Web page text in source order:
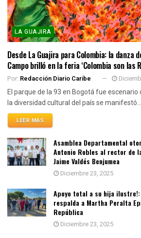
LA GUAJIRA
Desde La Guajira para Colombia: la danza
Campo brilló en la feria ‘Colombia son las
Por: Redacción Diario Caribe
El parque de la 93 en Bogotá fue
la diversidad cultural del país se manifestó...
LEER MÁS
Asamblea Departamental
Antonio Robles al rector de
Jaime Valdés Benjumea
Diciembre 23, 2025
Apoyo total a su hija ilustre!:
respalda a Martha Peralta
República
Diciembre 23, 2025